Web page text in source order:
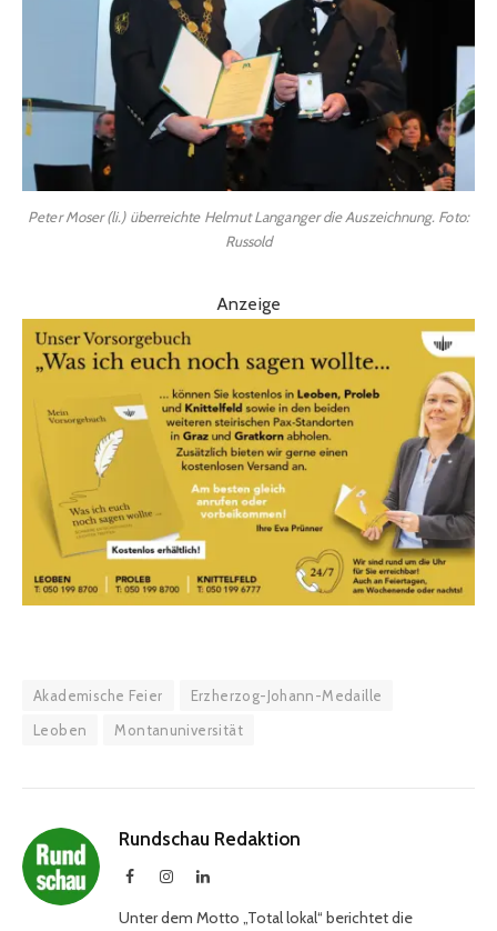
Peter Moser (li.) überreichte Helmut Langanger die Auszeichnung. Foto:
Russold
Anzeige
Akademische Feier
Erzherzog-Johann-Medaille
Leoben
Montanuniversität
Rundschau Redaktion
FacebookInstagramLinkedIn
Unter dem Motto „Total lokal“ berichtet die